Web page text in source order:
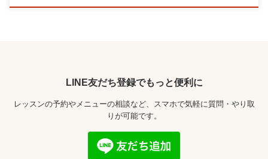
LINE友だち登録でもっと便利に
レッスンの予約やメニューの相談など、スマホで気軽に質問・やり取
りが可能です。